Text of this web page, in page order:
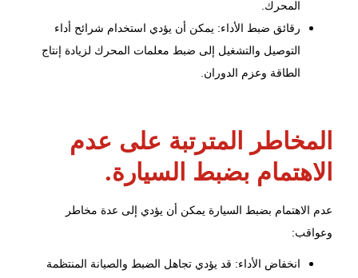
المحرك.
رقائق ضبط الأداء: يمكن أن يؤدي استخدام شرائح أداء
التوصيل والتشغيل إلى ضبط معلمات المحرك لزيادة إنتاج
الطاقة وعزم الدوران.
المخاطر المترتبة على عدم
الاهتمام بضبط السيارة.
عدم الاهتمام بضبط السيارة يمكن أن يؤدي إلى عدة مخاطر
وعواقب:
انخفاض الأداء: قد يؤدي تجاهل الضبط والصيانة المنتظمة